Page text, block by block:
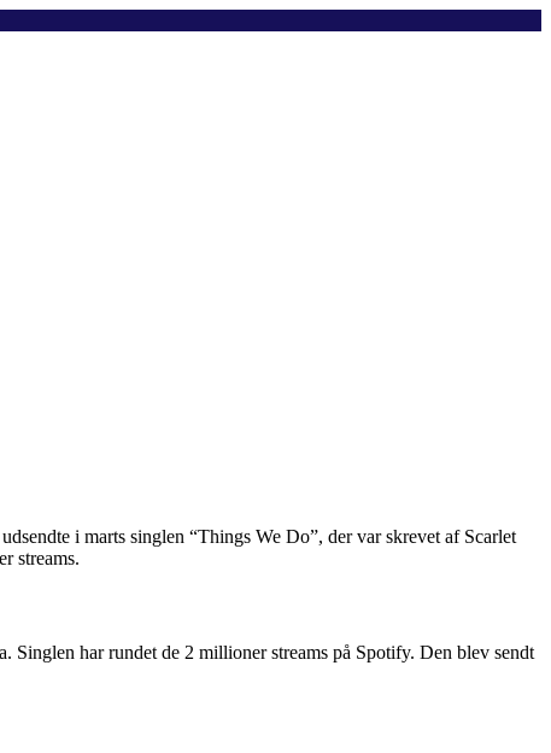
i marts singlen “Things We Do”, der var skrevet af Scarlet
streams.
Singlen har rundet de 2 millioner streams på Spotify. Den blev sendt